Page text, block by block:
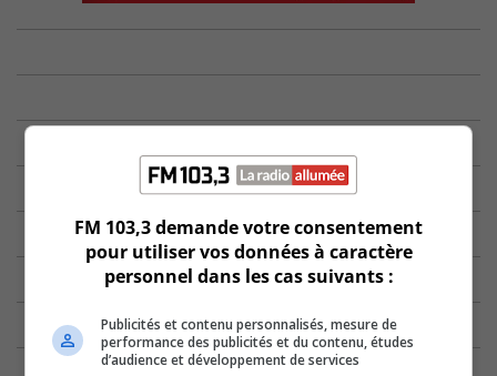
FM 103,3 demande votre consentement
pour utiliser vos données à caractère
personnel dans les cas suivants :
Publicités et contenu personnalisés, mesure de
performance des publicités et du contenu, études
d’audience et développement de services